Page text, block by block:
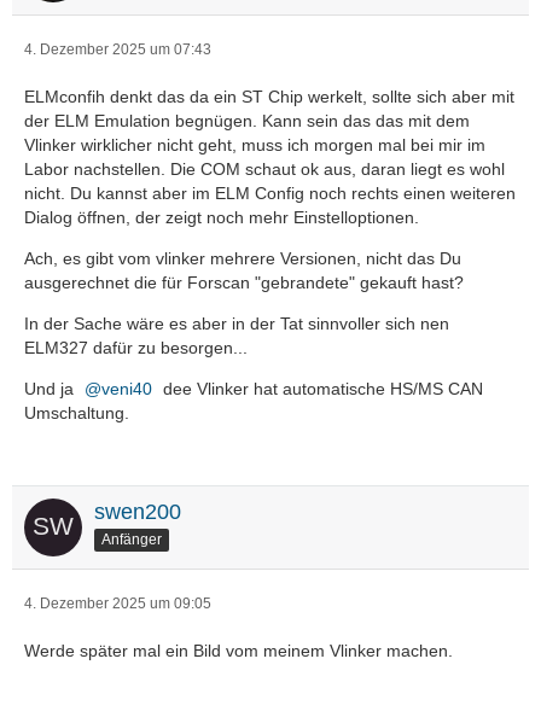
4. Dezember 2025 um 07:43
ELMconfih denkt das da ein ST Chip werkelt, sollte sich aber mit
der ELM Emulation begnügen. Kann sein das das mit dem
Vlinker wirklicher nicht geht, muss ich morgen mal bei mir im
Labor nachstellen. Die COM schaut ok aus, daran liegt es wohl
nicht. Du kannst aber im ELM Config noch rechts einen weiteren
Dialog öffnen, der zeigt noch mehr Einstelloptionen.
Ach, es gibt vom vlinker mehrere Versionen, nicht das Du
ausgerechnet die für Forscan "gebrandete" gekauft hast?
In der Sache wäre es aber in der Tat sinnvoller sich nen
ELM327 dafür zu besorgen...
Und ja veni40 dee Vlinker hat automatische HS/MS CAN
Umschaltung.
swen200
Anfänger
4. Dezember 2025 um 09:05
Werde später mal ein Bild vom meinem Vlinker machen.